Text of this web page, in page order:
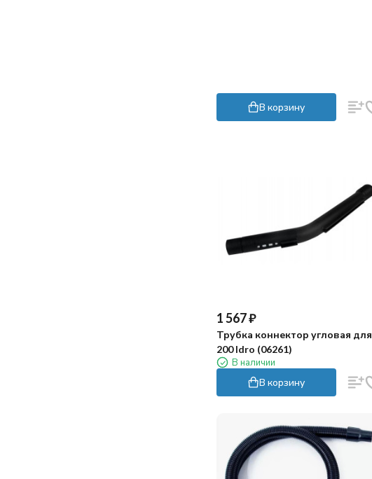
В корзину
1 567₽
Трубка коннектор угловая для
200 Idro (06261)
В наличии
В корзину